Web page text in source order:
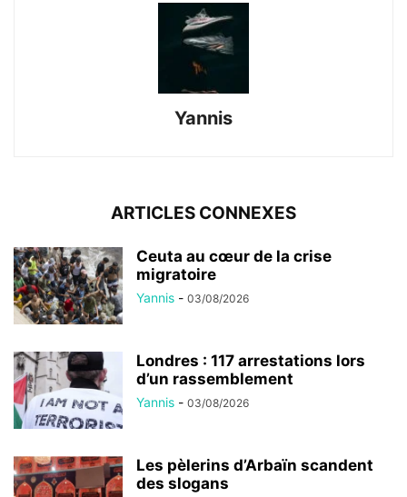
Yannis
ARTICLES CONNEXES
Ceuta au cœur de la crise
migratoire
Yannis - 03/08/2026
Londres : 117 arrestations lors
d’un rassemblement
Yannis - 03/08/2026
Les pèlerins d’Arbaïn scandent
des slogans